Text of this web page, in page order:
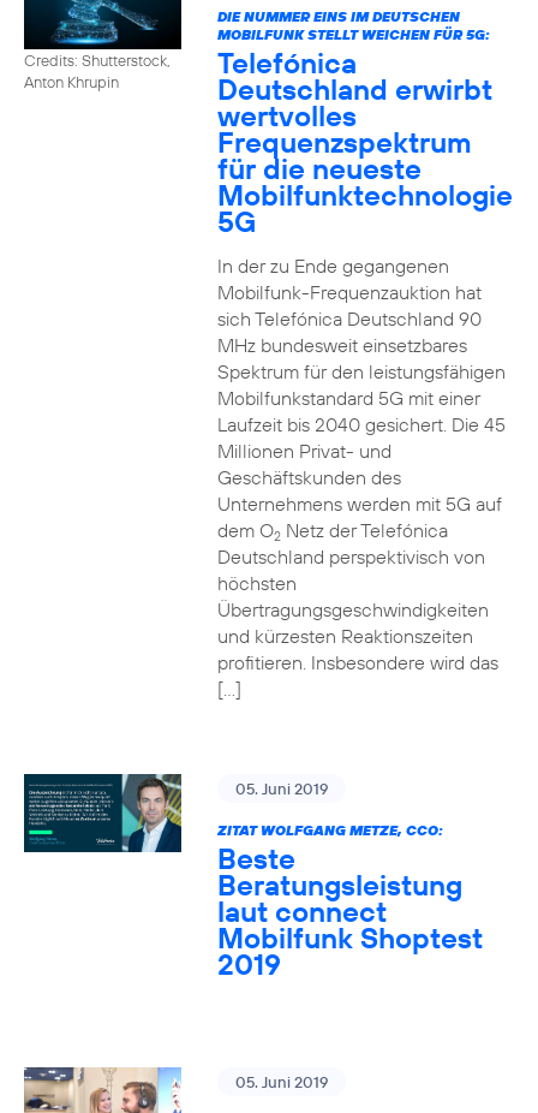
Credits: Shutterstock,
Anton Khrupin
DIE NUMMER EINS IM DEUTSCHEN
MOBILFUNK STELLT WEICHEN FÜR 5G:
Telefónica
Deutschland erwirbt
wertvolles
Frequenzspektrum
für die neueste
Mobilfunktechnologie
5G
In der zu Ende gegangenen
Mobilfunk-Frequenzauktion hat
sich Telefónica Deutschland 90
MHz bundesweit einsetzbares
Spektrum für den leistungsfähigen
Mobilfunkstandard 5G mit einer
Laufzeit bis 2040 gesichert. Die 45
Millionen Privat- und
Geschäftskunden des
Unternehmens werden mit 5G auf
dem O2Netz der Telefónica
Deutschland perspektivisch von
höchsten
Übertragungsgeschwindigkeiten
und kürzesten Reaktionszeiten
profitieren. Insbesondere wird das
[…]
05. Juni 2019
ZITAT WOLFGANG METZE, CCO:
Beste
Beratungsleistung
laut connect
Mobilfunk Shoptest
2019
05. Juni 2019